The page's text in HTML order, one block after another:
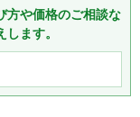
方や価格のご相談な
ます。